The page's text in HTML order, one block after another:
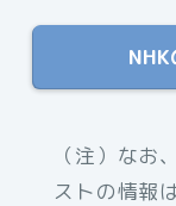
（注）なお
ストの情報